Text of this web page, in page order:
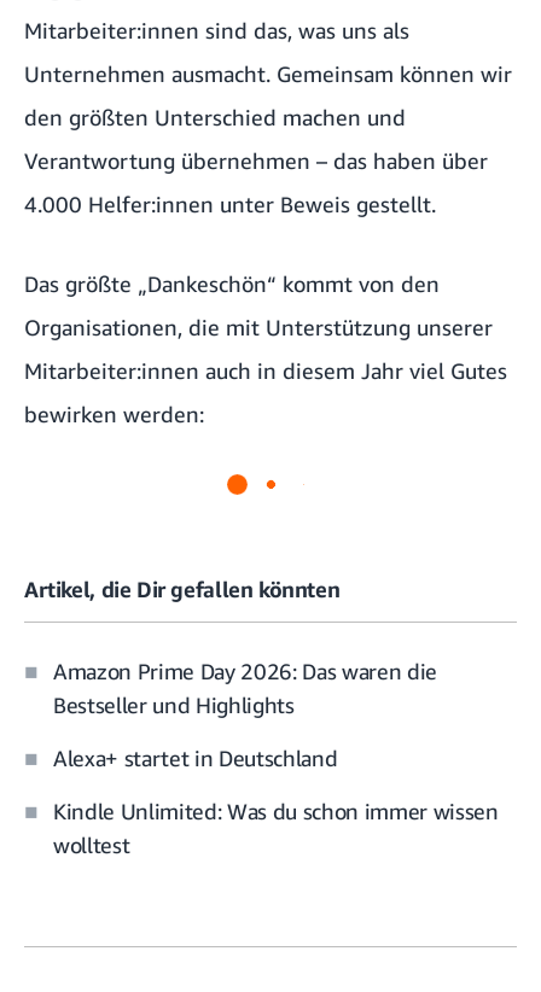
Mitarbeiter:innen sind das, was uns als
Unternehmen ausmacht. Gemeinsam können wir
den größten Unterschied machen und
Verantwortung übernehmen – das haben über
4.000 Helfer:innen unter Beweis gestellt.
Das größte „Dankeschön“ kommt von den
Organisationen, die mit Unterstützung unserer
Mitarbeiter:innen auch in diesem Jahr viel Gutes
bewirken werden:
Artikel, die Dir gefallen könnten
Amazon Prime Day 2026: Das waren die
Bestseller und Highlights
Alexa+ startet in Deutschland
Kindle Unlimited: Was du schon immer wissen
wolltest